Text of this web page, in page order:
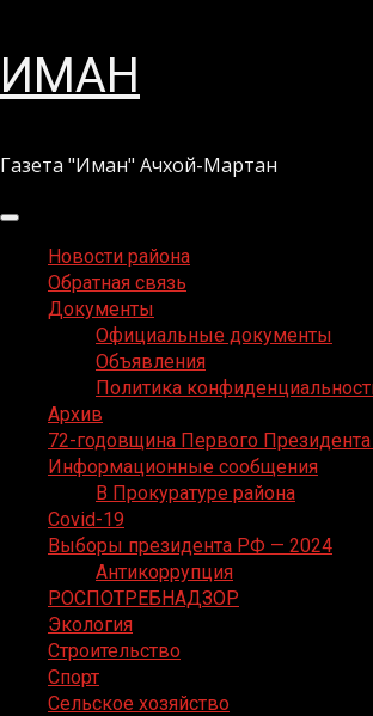
Перейти
кИМАН
Газета "Иман" Ачхой-Мартан
Основное
менюНовости района
Обратная связь
Документы
Официальные документы
Объявления
Политика
Архив
72-годовщина Первого
Информационные сообщения
В Прокуратуре района
Covid-19
Выборы президента РФ — 2024
Антикоррупция
РОСПОТРЕБНАДЗОР
Экология
Строительство
Спорт
Сельское хозяйство